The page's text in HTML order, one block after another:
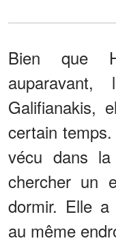
Bien que
auparavant,
Galifianakis,
certain
vécu dans
chercher un
dormir. Elle
au même